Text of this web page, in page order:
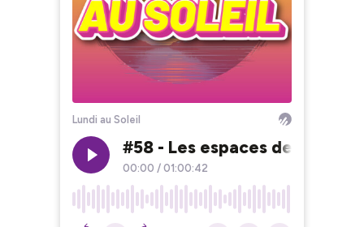
Lundi au Soleil
#58 - Les espaces de travail
00:00 / 01:00:42